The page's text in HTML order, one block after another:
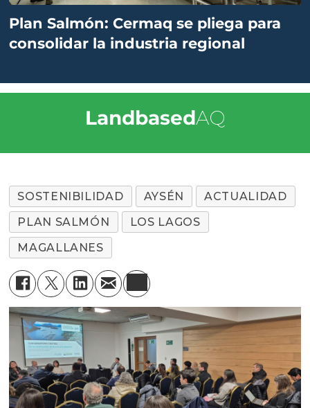
Plan Salmón: Cermaq se pliega para
consolidar la industria regional
LandbasedAQ
SOSTENIBILIDAD AYSÉN
ACTUALIDAD
PLAN SALMÓN
LOS LAGOS
MAGALLANES